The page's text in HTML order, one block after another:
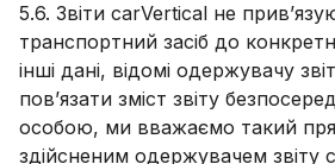
5.6. Звіти carVertical не
транспортний засіб до
інші дані, відомі одержувачу
пов’язати зміст звіту
особою, ми вважаємо такий
здійсненим одержувачем звіту